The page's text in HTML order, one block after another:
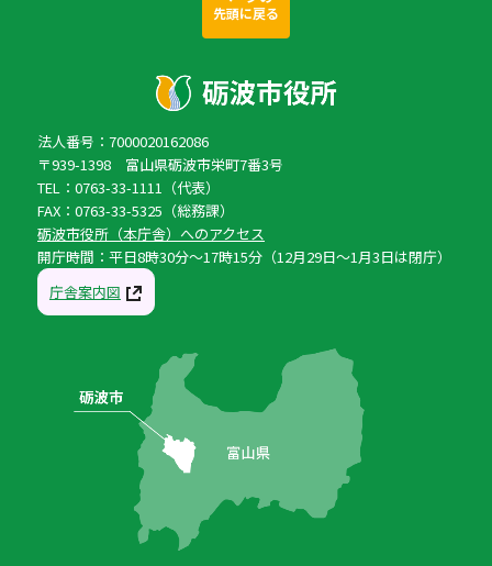
先頭に戻る
法人番号：7000020162086
〒939-1398 富山県砺波市栄町7番3号
TEL：0763-33-1111（代表）
FAX：0763-33-5325（総務課）
砺波市役所（本庁舎）へのアクセス
開庁時間：平日8時30分〜17時15分（12月29日〜1月3日は閉庁）
庁舎案内図